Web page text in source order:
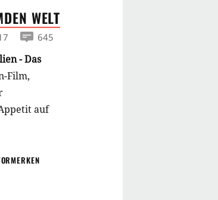
WELT
645
- Das
Film,
auf